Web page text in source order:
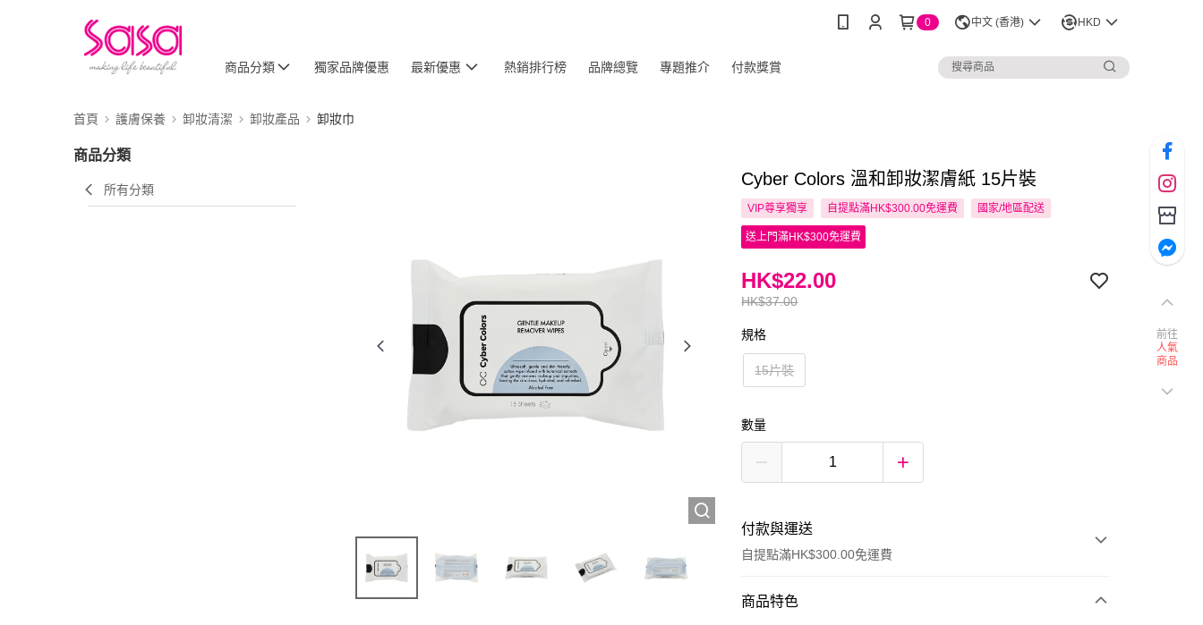
0 中文 (香港) HKD
商品分類 獨家品牌優惠 最新優惠 熱銷排行榜 品牌總覽 專題推介 付款獎賞
首頁 護膚保養 卸妝清潔 卸妝產品 卸妝巾
商品分類
所有分類
Cyber Colors 溫和卸妝潔膚紙 15片裝
VIP尊享獨享 自提點滿HK$300.00免運費 國家/地區配送
送上門滿HK$300免運費
HK$37.00
HK$22.00
規格
15片裝
數量
付款與運送
自提點滿HK$300.00免運費
付款方式
商品特色
前往
人氣
商品